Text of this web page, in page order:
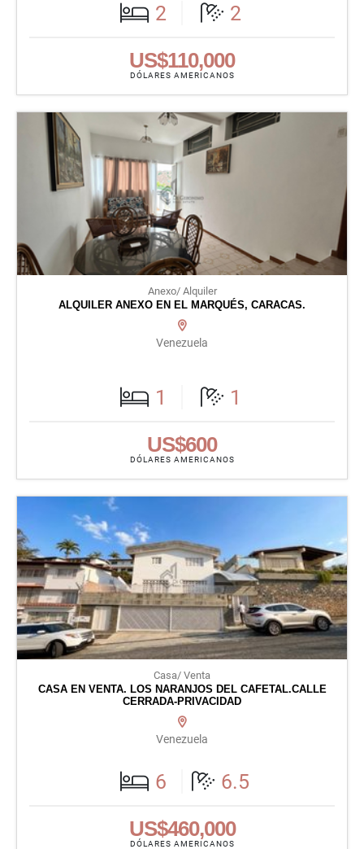
2 2
US$110,000
DÓLARES AMERICANOS
Anexo/ Alquiler
ALQUILER ANEXO EN EL MARQUÉS, CARACAS.
Venezuela
1 1
US$600
DÓLARES AMERICANOS
Casa/ Venta
CASA EN VENTA. LOS NARANJOS DEL CAFETAL.CALLE
CERRADA-PRIVACIDAD
Venezuela
6 6.5
US$460,000
DÓLARES AMERICANOS